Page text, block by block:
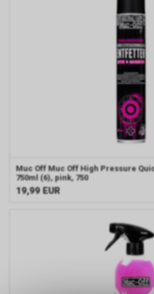
Muc Off Muc Off High Pressure
750ml (6), pink, 750
19,99 EUR